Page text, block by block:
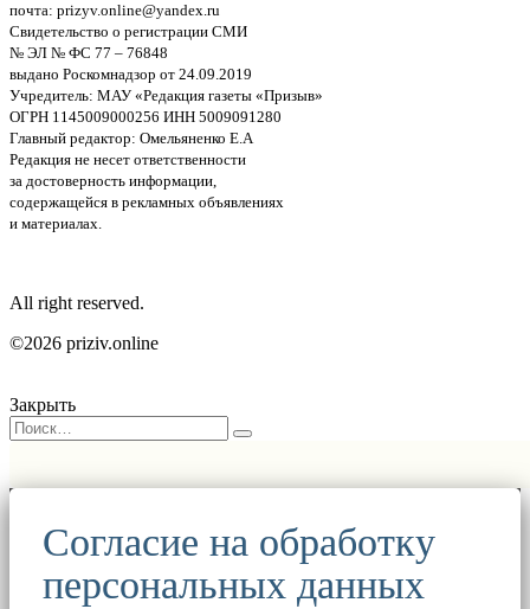
почта: prizyv.online@yandex.ru
Свидетельство о регистрации СМИ
№ ЭЛ № ФС 77 – 76848
выдано Роскомнадзор от 24.09.2019
Учредитель: МАУ «Редакция газеты «Призыв»
ОГРН 1145009000256 ИНН 5009091280
Главный редактор: Омельяненко Е.А
Редакция не несет ответственности
за достоверность информации,
содержащейся в рекламных объявлениях
и материалах.
All right reserved.
©2026 priziv.online
Закрыть
Согласие на обработку
персональных данных